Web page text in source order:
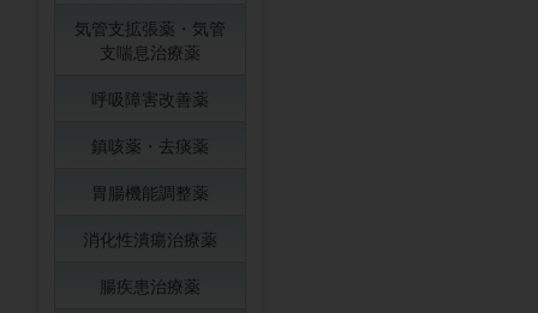
気管支拡張薬・気管
支喘息治療薬
呼吸障害改善薬
鎮咳薬・去痰薬
胃腸機能調整薬
消化性潰瘍治療薬
腸疾患治療薬